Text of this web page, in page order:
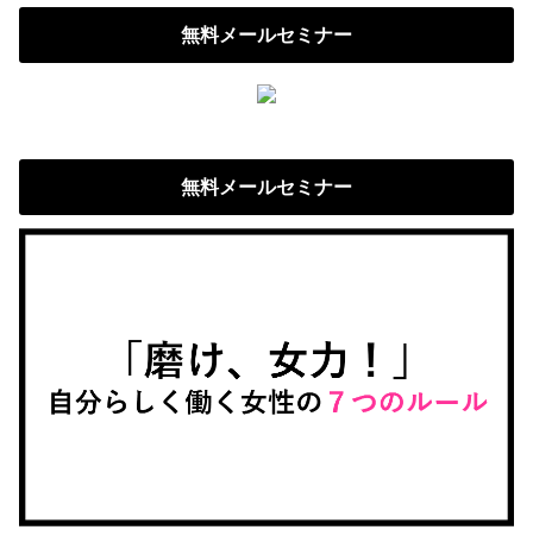
無料メールセミナー
無料メールセミナー